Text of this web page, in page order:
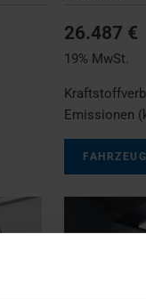
26.487 €
19% MwSt.
Emissionen